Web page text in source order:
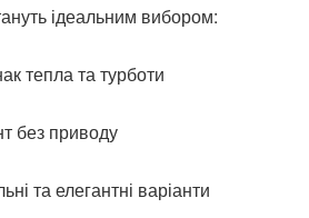
ідеальним вибором:
тепла та турботи
без приводу
та елегантні варіанти